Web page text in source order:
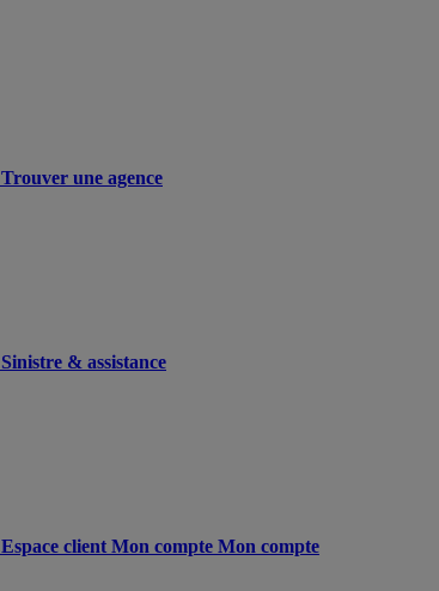
Trouver une agence
Sinistre & assistance
Espace client Mon compte Mon compte